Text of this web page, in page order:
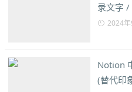
录文字 /
2024
Notion
(替代印